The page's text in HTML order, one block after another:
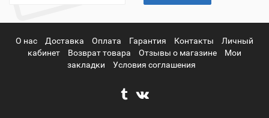
О нас Доставка Оплата Гарантия Контакты
Личный
кабинет
Возврат товара Отзывы о магазине
Мои
закладки
Условия соглашения